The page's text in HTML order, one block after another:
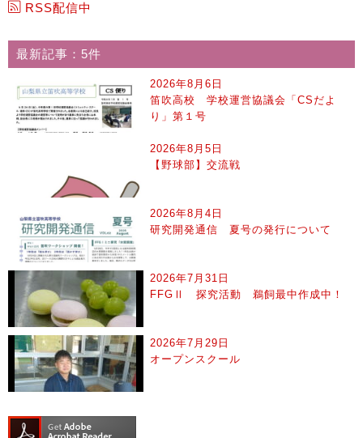
RSS配信中
最新記事：5件
2026年8月6日
笛吹高校 学校運営協議会「CSだよ
り」第１号
2026年8月5日
【野球部】交流戦
2026年8月4日
研究開発通信 夏号の発行について
2026年7月31日
FFGⅡ 探究活動 鵜飼最中作成中！
2026年7月29日
オープンスクール